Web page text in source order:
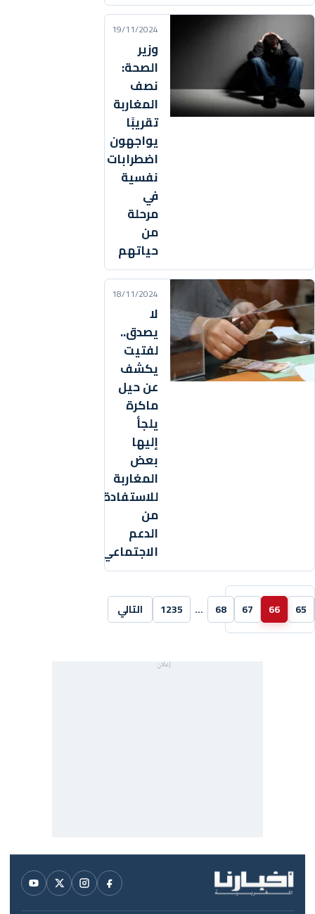
19/11/2024
وزير
الصحة:
نصف
المغاربة
تقريبًا
يواجهون
اضطرابات
نفسية
في
مرحلة
من
حياتهم
18/11/2024
لا
يصدق..
لفتيت
يكشف
عن حيل
ماكرة
يلجأ
إليها
بعض
المغاربة
للاستفادة
من
الدعم
الاجتماعي
65
66
67
68
…
1235 التالي